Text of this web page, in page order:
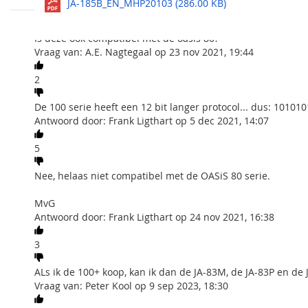
De JA-185B detecteert een raam breken op een afstand
combinatie met het karakteristieke geluid van brekend
Het kan ook worden geïnstalleerd in een auto welke in de
worden uigeschakeld (d.w.z. dat het controle paneel geen
Deze detector wordt aangemeld op het controlepaneel en
beweging een geluidsignaal te geven.
Specificaties JA-185B
Voeding:
Communicatie protocol:
Draadloos bereik:
Detectie bereik:
Afmetingen:
46 × 88 ×
Veiligheidsklasse 2 in overeenkomst met
Is deze ook compatibel met de oasis 80?
Vraag van: A.E. Nagtegaal op 23 nov 2021, 19:44
2
De 100 serie heeft een 12 bit langer protocol... dus:
Antwoord door: Frank Ligthart op 5 dec 2021, 14:07
5
Nee, helaas niet compatibel met de OASiS 80 serie.
MvG
Antwoord door: Frank Ligthart op 24 nov 2021, 16:38
3
ALs ik de 100+ koop, kan ik dan de JA-83M, de JA-83P en
Vraag van: Peter Kool op 9 sep 2023, 18:30
JA-185B_EN_MHP20103 (286.00 KB)